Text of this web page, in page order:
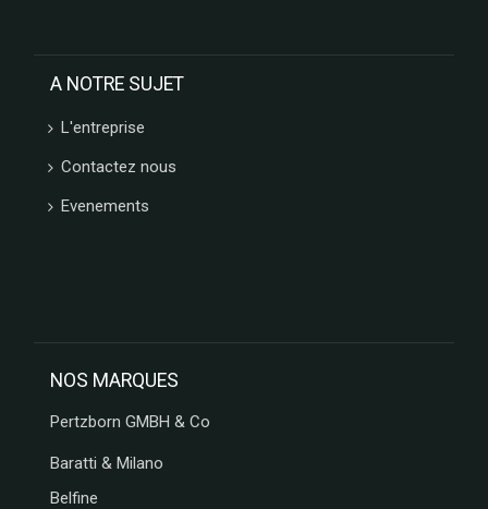
A NOTRE SUJET
L'entreprise
Contactez nous
Evenements
NOS MARQUES
Pertzborn GMBH & Co
Baratti & Milano
Belfine